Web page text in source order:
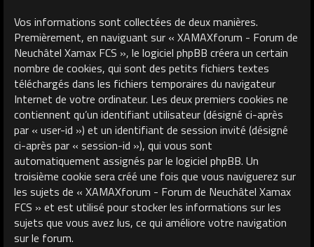
Vos informations sont collectées de deux manières.
Premièrement, en naviguant sur « XAMAXforum - Forum de
Neuchâtel Xamax FCS », le logiciel phpBB créera un certain
nombre de cookies, qui sont des petits fichiers textes
téléchargés dans les fichiers temporaires du navigateur
Internet de votre ordinateur. Les deux premiers cookies ne
contiennent qu’un identifiant utilisateur (désigné ci-après
par « user-id ») et un identifiant de session invité (désigné
ci-après par « session-id »), qui vous sont
automatiquement assignés par le logiciel phpBB. Un
troisième cookie sera créé une fois que vous naviguerez sur
les sujets de « XAMAXforum - Forum de Neuchâtel Xamax
FCS » et est utilisé pour stocker les informations sur les
sujets que vous avez lus, ce qui améliore votre navigation
sur le forum.